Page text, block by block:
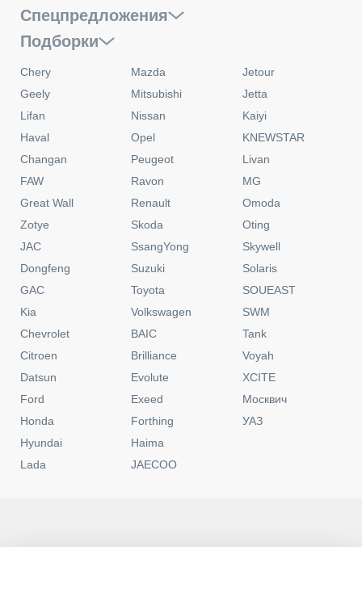
Спецпредложения
Подборки
Chery
Geely
Lifan
Haval
Changan
FAW
Great Wall
Zotye
JAC
Dongfeng
GAC
Kia
Chevrolet
Citroen
Datsun
Ford
Honda
Hyundai
Lada
Mazda
Mitsubishi
Nissan
Opel
Peugeot
Ravon
Renault
Skoda
SsangYong
Suzuki
Toyota
Volkswagen
BAIC
Brilliance
Evolute
Exeed
Forthing
Haima
JAECOO
Jetour
Jetta
Kaiyi
KNEWSTAR
Livan
MG
Omoda
Oting
Skywell
Solaris
SOUEAST
SWM
Tank
Voyah
XCITE
Москвич
УАЗ